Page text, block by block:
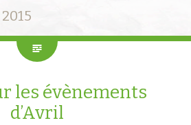
les évènements
d’Avril